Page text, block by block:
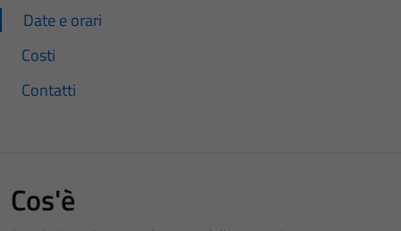
Date e orari
Costi
Contatti
Cos'è